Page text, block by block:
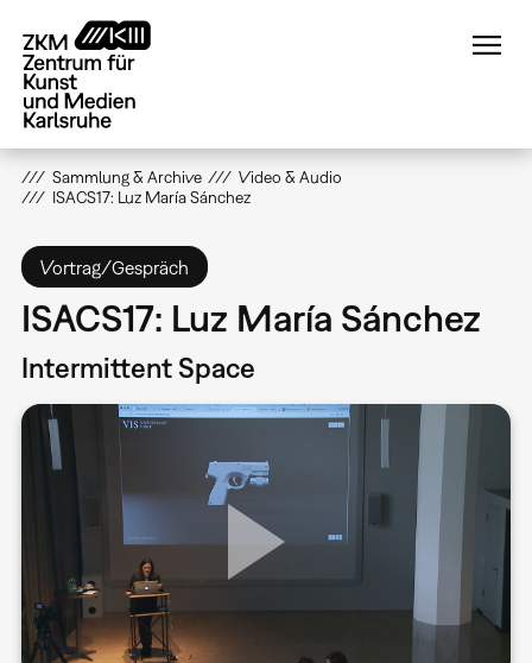
zum
Inhalt
Sammlung & Archive
Video & Audio
ISACS17: Luz María Sánchez
Vortrag/Gespräch
ISACS17: Luz María Sánchez
Intermittent Space